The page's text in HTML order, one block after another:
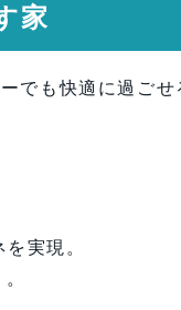
家
でも快適に過ごせ
実現。